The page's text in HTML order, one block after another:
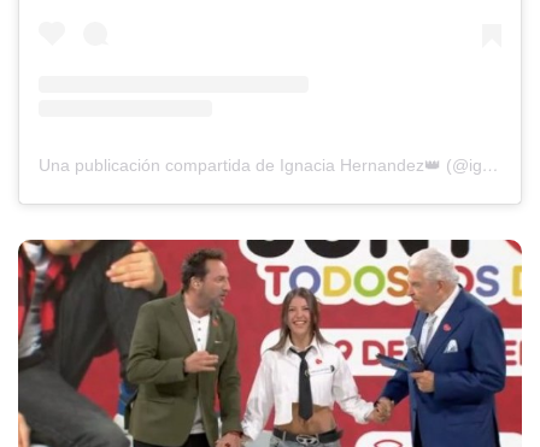
Una publicación compartida de Ignacia Hernandez👑 (@ignaciaa_antonia)